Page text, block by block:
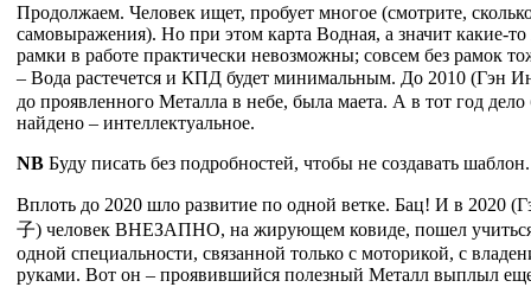
Продолжаем. Человек ищет, пробует многое (смотрите,
самовыражения). Но при этом карта Водная, а значит какие-то
рамки в работе практически невозможны; совсем без рамок
– Вода растечется и КПД будет минимальным. До 2010 (Гэн
до проявленного Металла в небе, была маета. А в тот год
найдено – интеллектуальное.
NB Буду писать без подробностей, чтобы не создавать шаблон.
Вплоть до 2020 шло развитие по одной ветке. Бац! И в 2020
子) человек ВНЕЗАПНО, на жирующем ковиде, пошел
одной специальности, связанной только с моторикой, с
руками. Вот он – проявившийся полезный Металл выплыл